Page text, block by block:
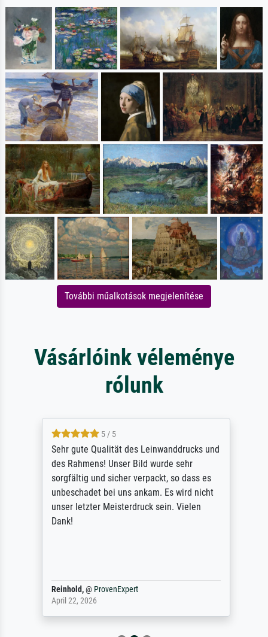
További műalkotások megjelenítése
Vásárlóink véleménye
rólunk
5 / 5
Sehr gute Qualität des Leinwanddrucks und
des Rahmens! Unser Bild wurde sehr
sorgfältig und sicher verpackt, so dass es
unbeschadet bei uns ankam. Es wird nicht
unser letzter Meisterdruck sein. Vielen
Dank!
Reinhold,@ ProvenExpert
April 22, 2026